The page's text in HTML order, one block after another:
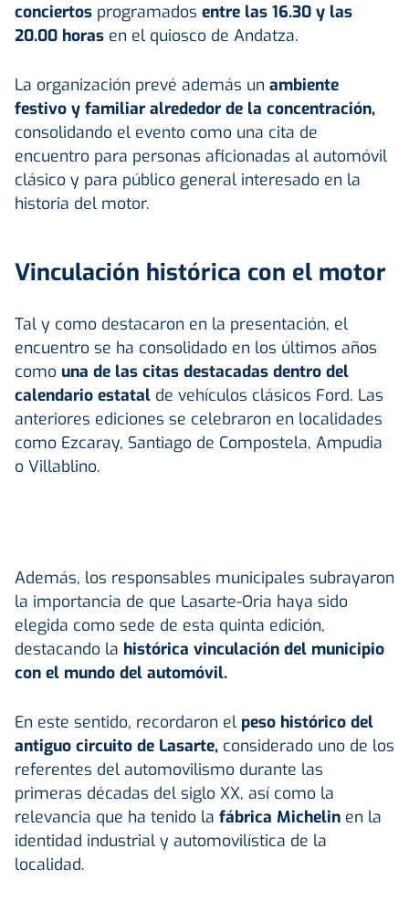
conciertos programados entre las 16.30 y las
20.00 horas en el quiosco de Andatza.
La organización prevé además un ambiente
festivo y familiar alrededor de la concentración,
consolidando el evento como una cita de
encuentro para personas aficionadas al automóvil
clásico y para público general interesado en la
historia del motor.
Vinculación histórica con el motor
Tal y como destacaron en la presentación, el
encuentro se ha consolidado en los últimos años
como una de las citas destacadas dentro del
calendario estatal de vehículos clásicos Ford. Las
anteriores ediciones se celebraron en localidades
como Ezcaray, Santiago de Compostela, Ampudia
o Villablino.
Además, los responsables municipales subrayaron
la importancia de que Lasarte-Oria haya sido
elegida como sede de esta quinta edición,
destacando la histórica vinculación del municipio
con el mundo del automóvil.
En este sentido, recordaron el peso histórico del
antiguo circuito de Lasarte, considerado uno de los
referentes del automovilismo durante las
primeras décadas del siglo XX, así como la
relevancia que ha tenido la fábrica Michelin en la
identidad industrial y automovilística de la
localidad.